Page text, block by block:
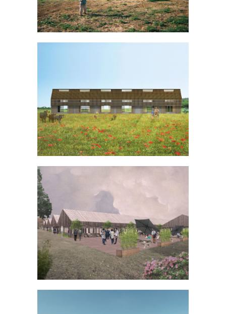
INDUSTRIEL/TERTIAIRE
Yerres
BUREAU